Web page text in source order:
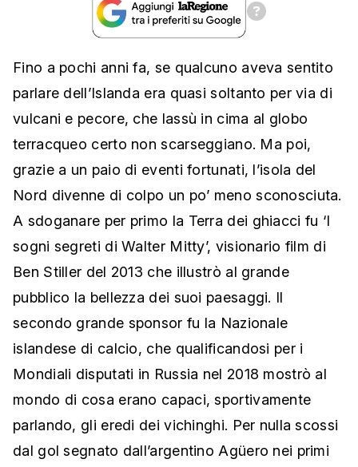
Fino a pochi anni fa, se qualcuno aveva sentito
parlare dell’Islanda era quasi soltanto per via di
vulcani e pecore, che lassù in cima al globo
terracqueo certo non scarseggiano. Ma poi,
grazie a un paio di eventi fortunati, l’isola del
Nord divenne di colpo un po’ meno sconosciuta.
A sdoganare per primo la Terra dei ghiacci fu ‘I
sogni segreti di Walter Mitty’, visionario film di
Ben Stiller del 2013 che illustrò al grande
pubblico la bellezza dei suoi paesaggi. Il
secondo grande sponsor fu la Nazionale
islandese di calcio, che qualificandosi per i
Mondiali disputati in Russia nel 2018 mostrò al
mondo di cosa erano capaci, sportivamente
parlando, gli eredi dei vichinghi. Per nulla scossi
dal gol segnato dall’argentino Agüero nei primi